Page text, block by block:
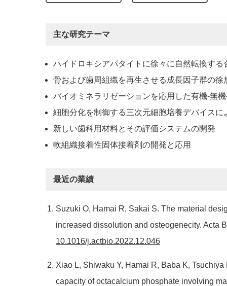
主な研究テーマ
ハイドロキシアパタイトに徐々に自然転換す
骨および歯周組織を再生させる成長因子群の徐
バイオミネラリゼーションを応用した有機-無
細胞分化を制御する三次元細胞培養デバイスに
新しい歯科用材料とその評価システムの開発
軟組織接着性固体接着剤の開発と応用
最近の業績
Suzuki O, Hamai R, Sakai S. The material
increased dissolution and osteogenecity. Acta
10.1016/j.actbio.2022.12.046
Xiao L, Shiwaku Y, Hamai R, Baba K,
capacity of octacalcium phosphate involving